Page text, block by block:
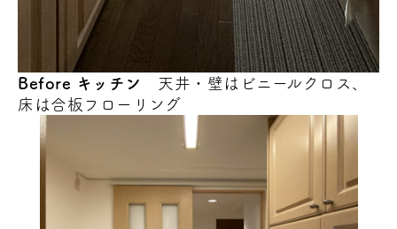
Before キッチン
天井・壁はビニールクロス、
床は合板フローリング